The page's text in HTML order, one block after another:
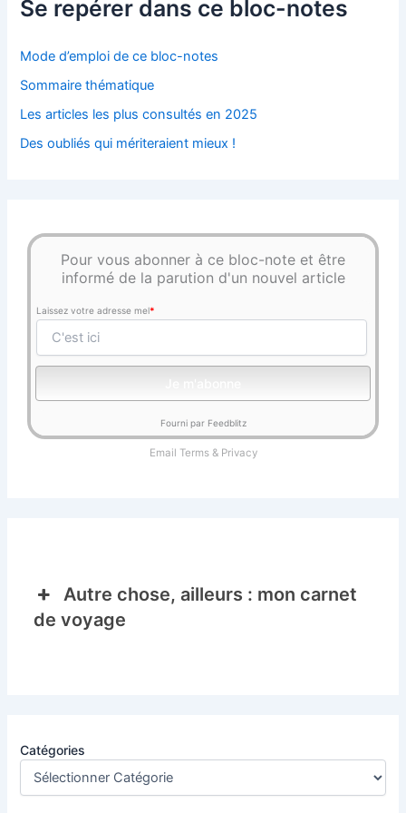
Se repérer dans ce bloc-notes
Mode d’emploi de ce bloc-notes
Sommaire thématique
Les articles les plus consultés en 2025
Des oubliés qui mériteraient mieux !
Pour vous abonner à ce bloc-note et être
informé de la parution d'un nouvel article
Laissez votre adresse mel*
Fourni par Feedblitz
Email Terms& Privacy
Autre chose, ailleurs : mon carnet
de voyage
Catégories